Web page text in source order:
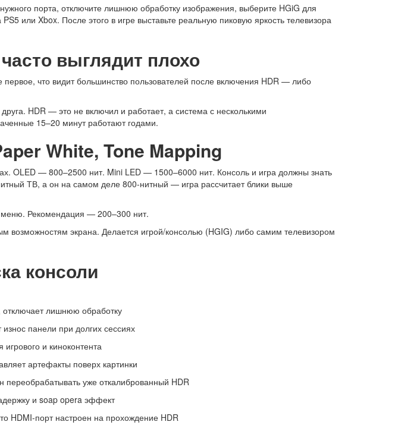
порта, отключите лишнюю обработку изображения, выберите HGiG для
или Xbox. После этого в игре выставьте реальную пиковую яркость телевизора
выглядит плохо
что видит большинство пользователей после включения HDR — либо
HDR — это не включил и работает, а система с несколькими
15–20 минут работают годами.
White, Tone Mapping
OLED — 800–2500 нит. Mini LED — 1500–6000 нит. Консоль и игра должны знать
ТВ, а он на самом деле 800-нитный — игра рассчитает блики выше
меню. Рекомендация — 200–300 нит.
возможностям экрана. Делается игрой/консолью (HGIG) либо самим телевизором
консоли
отключает лишнюю обработку
износ панели при долгих сессиях
игрового и киноконтента
артефакты поверх картинки
переобрабатывать уже откалиброванный HDR
и soap opera эффект
HDMI-порт настроен на прохождение HDR